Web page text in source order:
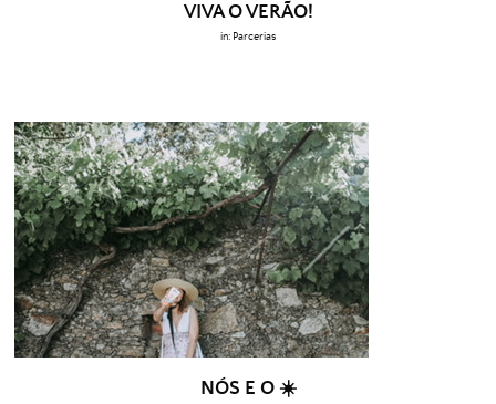
VIVA O VERÃO!
in: Parcerias
NÓS E O ☀️